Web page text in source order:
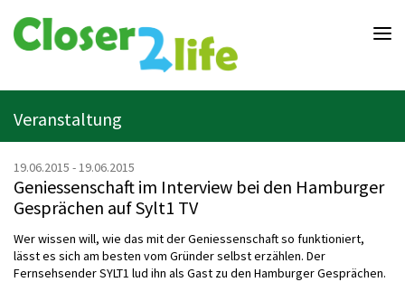
nah
Veranstaltung
19.06.2015 -19.06.2015
Geniessenschaft im Interview bei den Hamburger
Gesprächen auf Sylt1 TV
Wer wissen will, wie das mit der Geniessenschaft so funktioniert,
lässt es sich am besten vom Gründer selbst erzählen. Der
Fernsehsender SYLT1 lud ihn als Gast zu den Hamburger Gesprächen.